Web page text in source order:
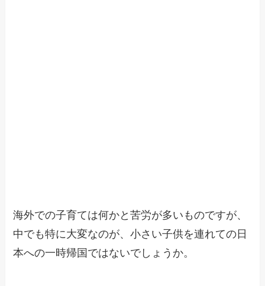
海外での子育ては何かと苦労が多いものですが、
中でも特に大変なのが、小さい子供を連れての日
本への一時帰国ではないでしょうか。